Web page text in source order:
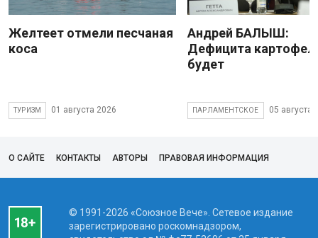
Желтеет отмели песчаная
коса
ТУРИЗМ 01 августа 2026
Андрей БАЛЫШ:
Дефицита
будет
ПАРЛАМЕНТСКОЕ 05 августа
О САЙТЕ КОНТАКТЫ АВТОРЫ ПРАВОВАЯ ИНФОРМАЦИЯ
© 1991-2026 «Союзное Вече». Сетевое издание
зарегистрировано роскомнадзором,